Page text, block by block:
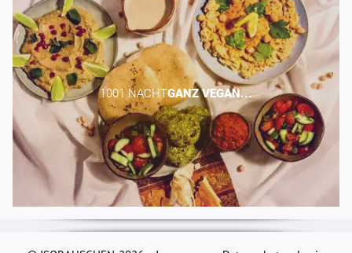
1001 NACHT​GANZ VEGAN...